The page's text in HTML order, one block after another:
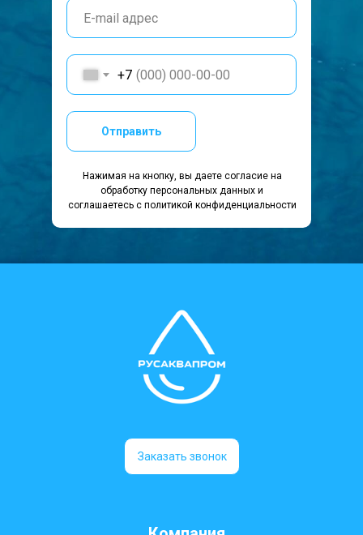
+7
Отправить
Нажимая на кнопку, вы даете согласие на
обработку персональных данных и
соглашаетесь c политикой конфиденциальности
Заказать звонок